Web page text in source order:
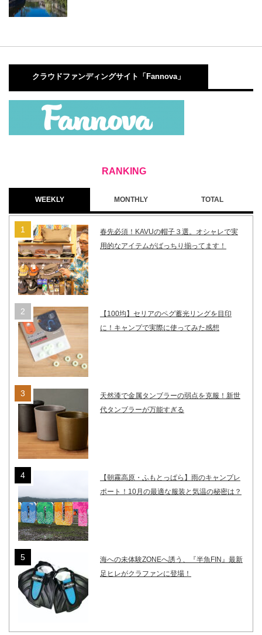
クラウドファンディングサイト「Fannova」
WEEKLY MONTHLY TOTAL
春先必須！KAVUの帽子３選。オシャレで実
用的なアイテムがばっちり揃ってます！
【100均】セリアのペグ蓄光リングを目印
に！キャンプで実際に使ってみた感想
天然漆で金属タンブラーの弱点を克服！新世
代タンブラーが万能すぎる
【朝霧高原・ふもとっぱら】雨のキャンプレ
ポート！10月の最適な服装と気温の秘密は？
海への未体験ZONEへ誘う、『半魚FIN』最新
足ヒレがクラファンに登場！